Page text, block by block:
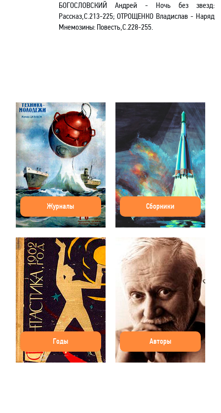
БОГОСЛОВСКИЙ Андрей - Ночь без звезд:
Рассказ,С.213-225; ОТРОЩЕНКО Владислав - Наряд
Мнемозины: Повесть,С.228-255.
Журналы Сборники
Годы Авторы